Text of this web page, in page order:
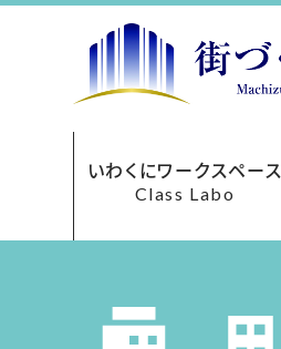
いわくにワークスペース
Class Labo